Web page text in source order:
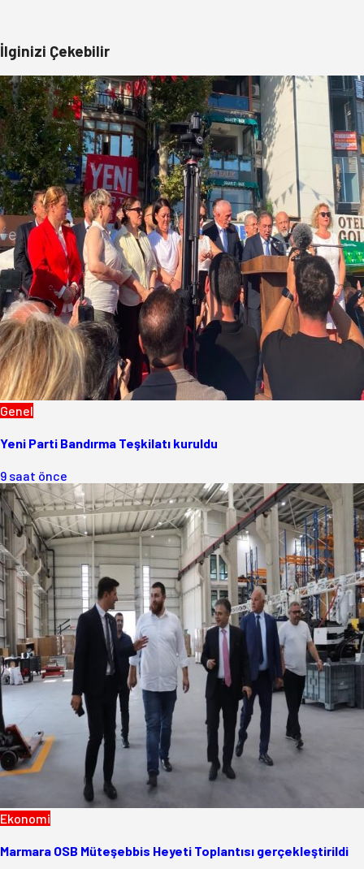
İlginizi Çekebilir
Genel
Yeni Parti Bandırma Teşkilatı kuruldu
9 saat önce
Ekonomi
Marmara OSB Müteşebbis Heyeti Toplantısı gerçekleştirildi